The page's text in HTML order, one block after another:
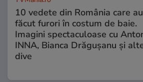
10 vedete din România care au
făcut furori în costum de baie.
Imagini spectaculoase cu
INNA, Bianca Drăgușanu și
dive